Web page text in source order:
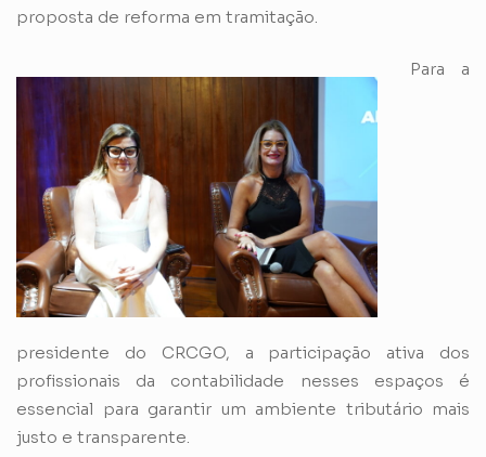
proposta de reforma em tramitação.
Para a
presidente do CRCGO, a participação ativa dos
profissionais da contabilidade nesses espaços é
essencial para garantir um ambiente tributário mais
justo e transparente.